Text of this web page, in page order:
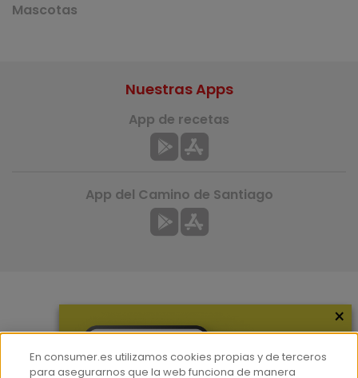
Mascotas
Hemeroteca
Nuestras Apps
App de recetas
App del Camino de Santiago
×
En consumer.es utilizamos cookies propias y de terceros
para asegurarnos que la web funciona de manera